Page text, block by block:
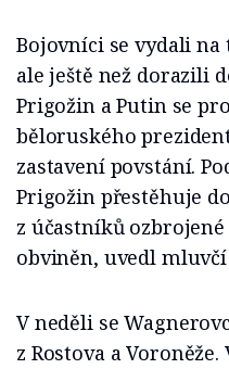
Bojovníci se vydali
ale ještě než dorazili
Prigožin a Putin se
běloruského
zastavení povstání.
Prigožin přestěhuje
z účastníků
obviněn, uvedl
V neděli se
z Rostova a